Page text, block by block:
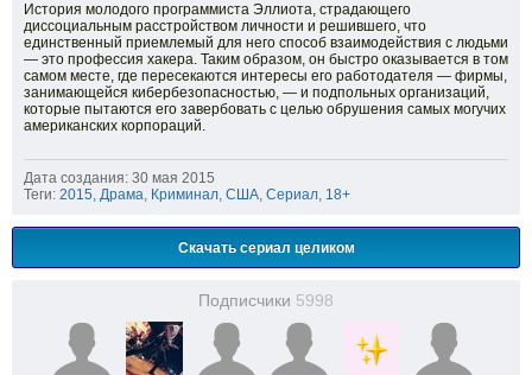
История молодого программиста Эллиота, страдающего
диссоциальным расстройством личности и решившего, что
единственный приемлемый для него способ взаимодействия с людьми
— это профессия хакера. Таким образом, он быстро оказывается в том
самом месте, где пересекаются интересы его работодателя — фирмы,
занимающейся кибербезопасностью, — и подпольных организаций,
которые пытаются его завербовать с целью обрушения самых могучих
американских корпораций.
Дата создания: 30 мая 2015
Теги: 2015, Драма, Криминал, США, Сериал, 18+
Скачать сериал целиком
Подписчики 5998